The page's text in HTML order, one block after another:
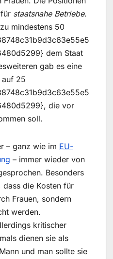
staatsnahe Betriebe.
mindestens 50
dem Staat
gab es eine
auf 25
die vor
soll.
– ganz wie im EU-
– immer wieder von
Besonders
die Kosten für
Frauen, sondern
werden.
kritischer
dienen sie als
und man sollte sie